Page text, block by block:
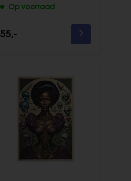
Op voorraad
55,-